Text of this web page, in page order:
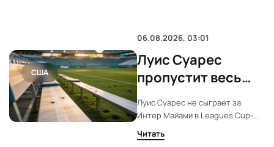
США
06.08.2026, 03:01
Луис Суарес
пропустит весь
Leagues Cup-2026
из-за
дисквалификации
Луис Суарес не сыграет за
Интер Майами в Leagues Cup-
2026. Причина — шестиматчевая
дисквалификация после
Читать